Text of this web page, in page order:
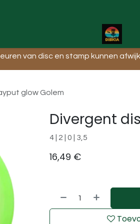
van disc en stamp kunnen
glow Golem
Divergent
4 | 2 | 0 | 3,5
16,49 €